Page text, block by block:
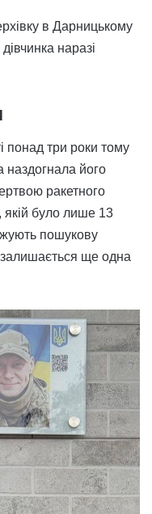
в Дарницькому
наразі
понад три роки тому
наздогнала його
ракетного
якій було лише 13
пошукову
залишається ще одна